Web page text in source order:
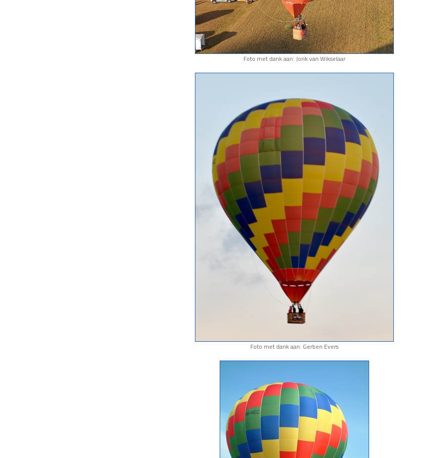
Foto met dank aan: Jorik van Wikselaar
Foto met dank aan: Gerben Evers